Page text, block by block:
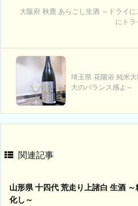
大阪府 秋鹿 あらごし生酒 ～ドライに
にトラ
埼玉県 花陽浴 純米
大のバランス感よ～
関連記事
山形県 十四代 荒走り上諸白 生酒
化し～